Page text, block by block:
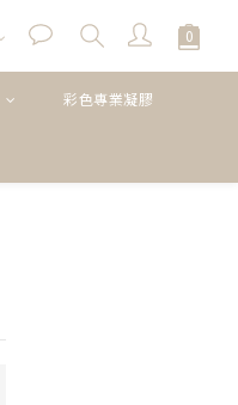
彩色專業凝膠